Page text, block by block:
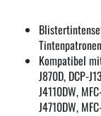
Kompatibel
J870D, DCP-
J4110DW,
J4710DW,